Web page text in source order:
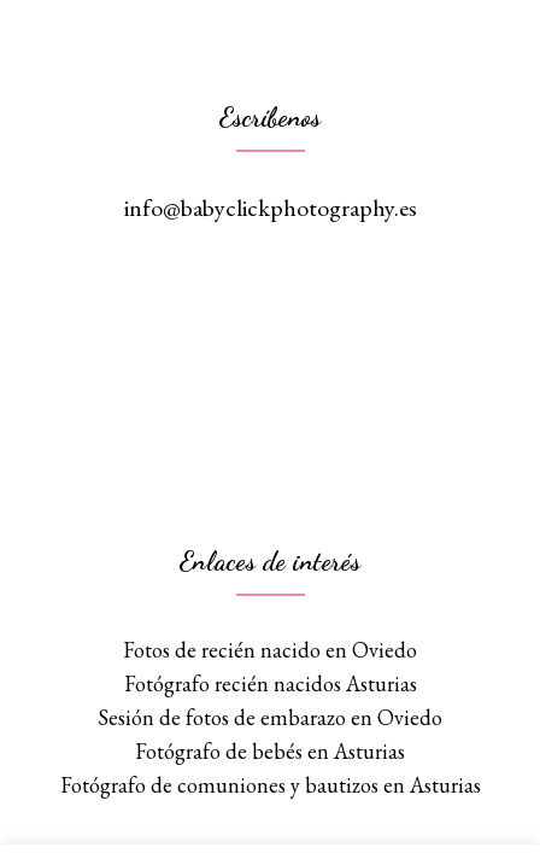
Escríbenos
info@babyclickphotography.es
Enlaces de interés
Fotos de recién nacido en Oviedo
Fotógrafo recién nacidos Asturias
Sesión de fotos de embarazo en Oviedo
Fotógrafo de bebés en Asturias
Fotógrafo de comuniones y bautizos en Asturias